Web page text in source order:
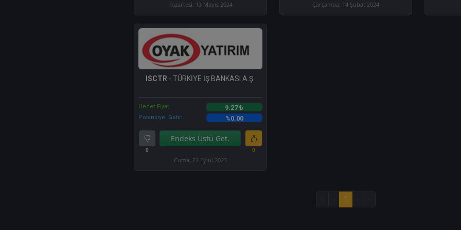
Pazartesi, 13 Mayıs 2024 Çarşamba, 14 Şubat 2024
ISCTR - TÜRKİYE İŞ BANKASI A.Ş.
Hedef Fiyat 9.27 ₺
Potansiyel Getiri %0.00
0
Endeks Üstü Get.
0
Cuma, 22 Eylül 2023
1